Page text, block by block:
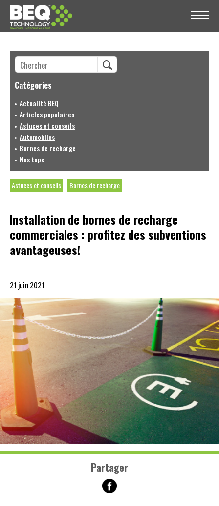
Catégories
Actualité BEQ
Articles populaires
Astuces et conseils
Automobiles
Bornes de recharge
Nos tops
Astuces et conseils Bornes de recharge
Installation de bornes de recharge
commerciales : profitez des subventions
avantageuses!
21 juin 2021
Partager